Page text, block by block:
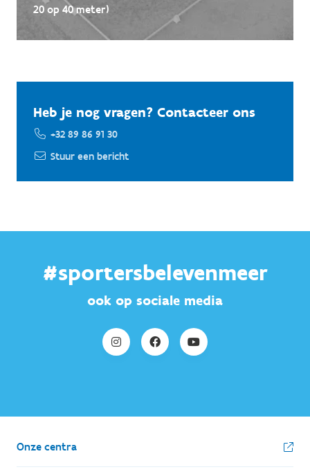
20 op 40 meter)
Heb je nog vragen? Contacteer ons
+32 89 86 91 30
Stuur een bericht
#sportersbelevenmeer
ook op sociale media
Onze centra